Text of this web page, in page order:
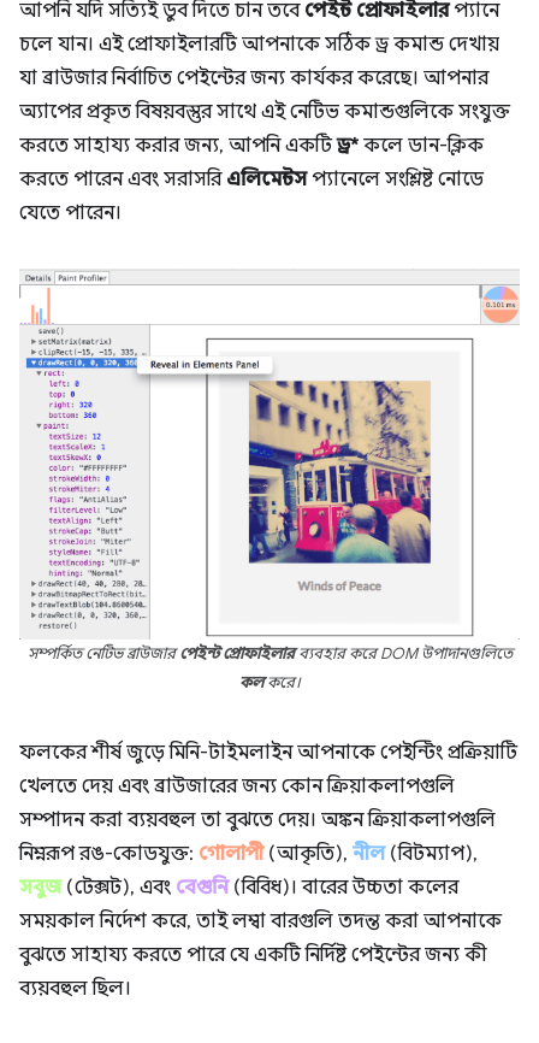
আপনি যদি সত্যিই ডুব দিতে চান তবে পেইন্ট প্রোফাইলারপ্যানে
চলে যান। এই প্রোফাইলারটি আপনাকে সঠিক ড্র কমান্ড দেখায়
যা ব্রাউজার নির্বাচিত পেইন্টের জন্য কার্যকর করেছে। আপনার
অ্যাপের প্রকৃত বিষয়বস্তুর সাথে এই নেটিভ কমান্ডগুলিকে সংযুক্ত
করতে সাহায্য করার জন্য, আপনি একটিড্র* কলে ডান-ক্লিক
করতে পারেন এবং সরাসরি এলিমেন্টসপ্যানেলে সংশ্লিষ্ট নোডে
যেতে পারেন।
সম্পর্কিত নেটিভ ব্রাউজারপেইন্ট প্রোফাইলারব্যবহার করে DOM উপাদানগুলিতে
কলকরে।
ফলকের শীর্ষ জুড়ে মিনি-টাইমলাইন আপনাকে পেইন্টিং প্রক্রিয়াটি
খেলতে দেয় এবং ব্রাউজারের জন্য কোন ক্রিয়াকলাপগুলি
সম্পাদন করা ব্যয়বহুল তা বুঝতে দেয়। অঙ্কন ক্রিয়াকলাপগুলি
নিম্নরূপ রঙ-কোডযুক্ত: গোলাপী(আকৃতি), নীল(বিটম্যাপ),
সবুজ(টেক্সট), এবং বেগুনি(বিবিধ)। বারের উচ্চতা কলের
সময়কাল নির্দেশ করে, তাই লম্বা বারগুলি তদন্ত করা আপনাকে
বুঝতে সাহায্য করতে পারে যে একটি নির্দিষ্ট পেইন্টের জন্য কী
ব্যয়বহুল ছিল।